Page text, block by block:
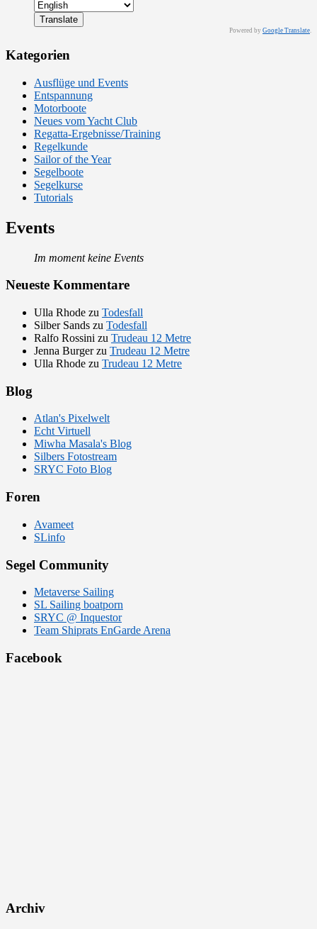
Powered by Google Translate.
Kategorien
Ausflüge und Events
Entspannung
Motorboote
Neues vom Yacht Club
Regatta-Ergebnisse/Training
Regelkunde
Sailor of the Year
Segelboote
Segelkurse
Tutorials
Events
Im moment keine Events
Neueste Kommentare
Ulla Rhode zu Todesfall
Silber Sands zu Todesfall
Ralfo Rossini zu Trudeau 12 Metre
Jenna Burgerzu Trudeau 12 Metre
Ulla Rhode zu Trudeau 12 Metre
Blog
Atlan's Pixelwelt
Echt Virtuell
Miwha Masala's Blog
Silbers Fotostream
SRYC Foto Blog
Foren
Avameet
SLinfo
Segel Community
Metaverse Sailing
SL Sailing boatporn
SRYC @ Inquestor
Team Shiprats EnGarde Arena
Facebook
Archiv